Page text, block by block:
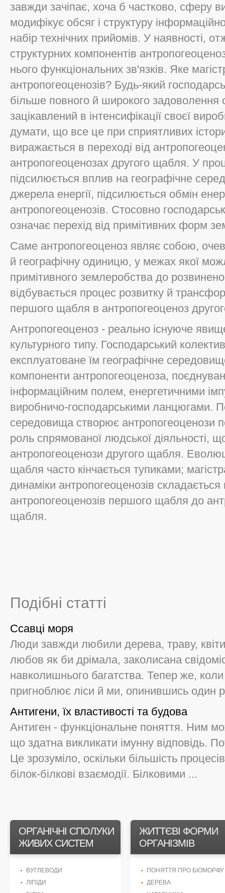
завжди зачіпає, хоча б частково, сферу
модифікує обсяг і структуру
набір технічних прийомів. У наявності,
структурних компонентів
нього функціональних зв'язків. Яке
антропогеоценозів? Будь-який
більше повного й широкого задоволення
зацікавлений в інтенсифікації своєї
думати, що все це при сприятливих
виражається в переході від
антропогеоценозах другого щабля. У
підсилюється вплив на географічне
джерела енергії, підсилюється обмін
антропогеоценозів. Стосовно
означає перехід від примітивних форм
Саме антропогеоценоз являє собою,
й географічну одиницю, у межах якої
примітивного землеробства до
відбувається процес розвитку й
першого щабля в антропогеоценоз
Антропогеоценоз - реально існуюче
культурного типу. Господарський
експлуатоване їм географічне
компоненти антропогеоценоза,
інформаційним полем, енергетичними
виробничо-господарськими ланцюгами.
середовища створює антропогеоценози
роль спрямованої людської діяльності,
антропогеоценози другого щабля.
щабля часто кінчається тупиками;
динаміки антропогеоценозів складається
антропогеоценозів першого щабля до
щабля.
Подібні статті
Ссавці моря
Люди завжди любили дерева, траву,
любов як би дрімала, заколисана
навколишнього багатства. Тепер же, коли
пригноблює ліси й ми, опинившись один
Антигени, їх властивості та будова
Антиген - функціональне поняття. Ним
що здатна викликати імунну відповідь.
Це зрозуміло, оскільки більшість
білок-білкові взаємодії. Білковими ...
ОРГАНІЧНІ СПОЛУКИ
ЖИВИХ СИСТЕМ
ВУГЛЕВОДИ
ЛІПІДИ
ЖИТТЄВІ ФОРМИ
ОРГАНІЗМІВ
ПОНЯТТЯ ПРО БІОМОРФУ
ДЕРЕВА